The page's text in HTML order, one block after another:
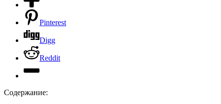
Pinterest
Digg
Reddit
Содержание: